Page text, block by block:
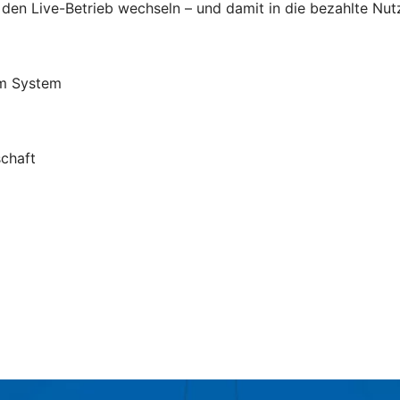
Live-Betrieb wechseln – und damit in die bezahlte
System